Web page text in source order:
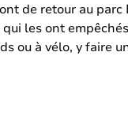
de retour au
les ont
ou à vélo, y faire